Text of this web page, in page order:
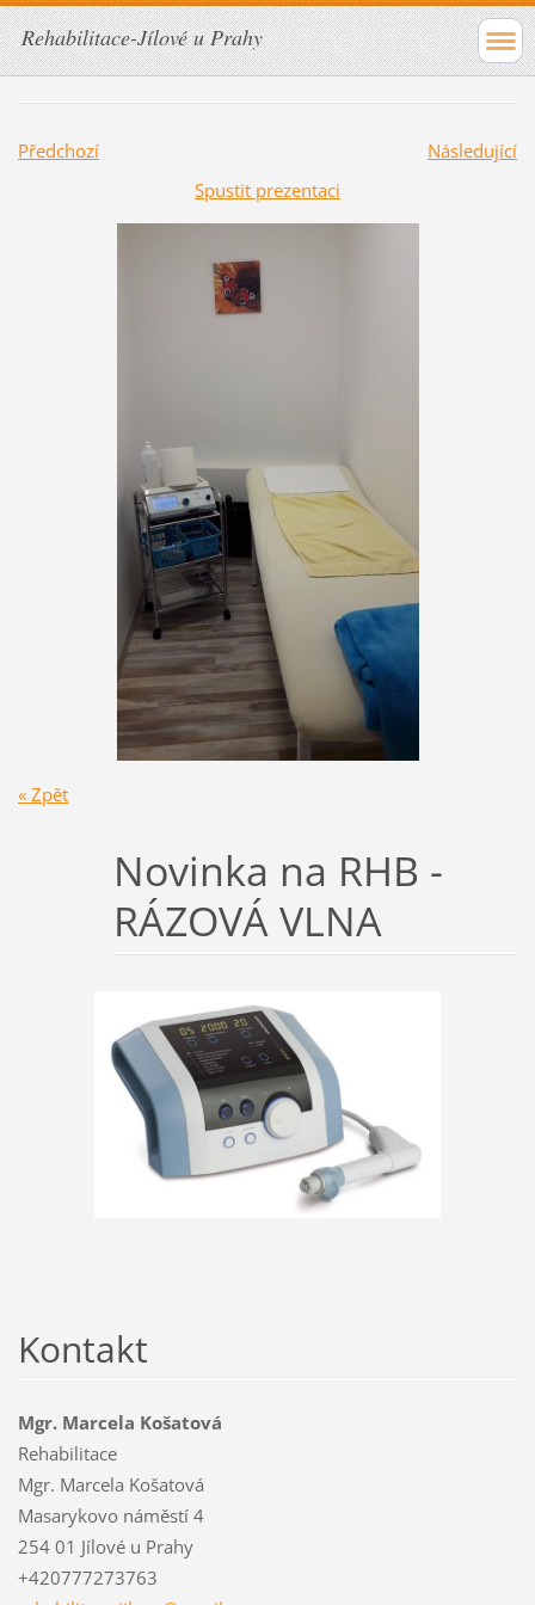
Rehabilitace-Jílové u Prahy
Předchozí
Následující
Spustit prezentaci
« Zpět
Novinka na RHB -
RÁZOVÁ VLNA
Kontakt
Mgr. Marcela Košatová
Rehabilitace
Mgr. Marcela Košatová
Masarykovo náměstí 4
254 01 Jílové u Prahy
+420777273763